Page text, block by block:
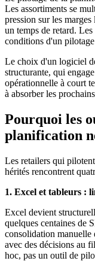
Les assortiments se
pression sur les
un temps de retard.
conditions d'un
Le choix d'un logiciel
structurante, qui
opérationnelle à court
à absorber les
Pourquoi les
planification
Les retailers qui
hérités rencontrent
1. Excel et tableurs :
Excel devient
quelques centaines de
consolidation manuelle
avec des décisions au
hoc, pas un outil de